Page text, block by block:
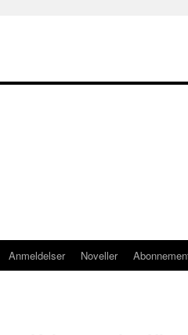
Anmeldelser Noveller